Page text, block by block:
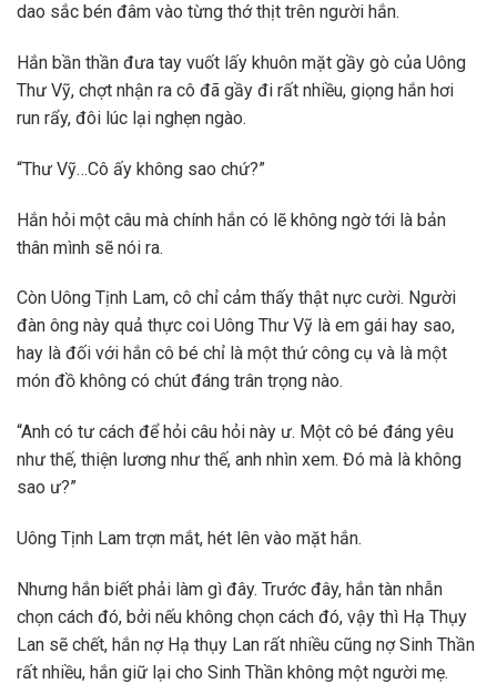
dao sắc bén đâm vào từng thớ thịt trên người hắn.
Hắn bần thần đưa tay vuốt lấy khuôn mặt gầy gò của Uông
Thư Vỹ, chợt nhận ra cô đã gầy đi rất nhiều, giọng hắn hơi
run rẩy, đôi lúc lại nghẹn ngào.
“Thư Vỹ…Cô ấy không sao chứ?”
Hắn hỏi một câu mà chính hắn có lẽ không ngờ tới là bản
thân mình sẽ nói ra.
Còn Uông Tịnh Lam, cô chỉ cảm thấy thật nực cười. Người
đàn ông này quả thực coi Uông Thư Vỹ là em gái hay sao,
hay là đối với hắn cô bé chỉ là một thứ công cụ và là một
món đồ không có chút đáng trân trọng nào.
“Anh có tư cách để hỏi câu hỏi này ư. Một cô bé đáng yêu
như thế, thiện lương như thế, anh nhìn xem. Đó mà là không
sao ư?”
Uông Tịnh Lam trợn mắt, hét lên vào mặt hắn.
Nhưng hắn biết phải làm gì đây. Trước đây, hắn tàn nhẫn
chọn cách đó, bởi nếu không chọn cách đó, vậy thì Hạ Thụy
Lan sẽ chết, hắn nợ Hạ thụy Lan rất nhiều cũng nợ Sinh Thần
rất nhiều, hắn giữ lại cho Sinh Thần không một người mẹ.